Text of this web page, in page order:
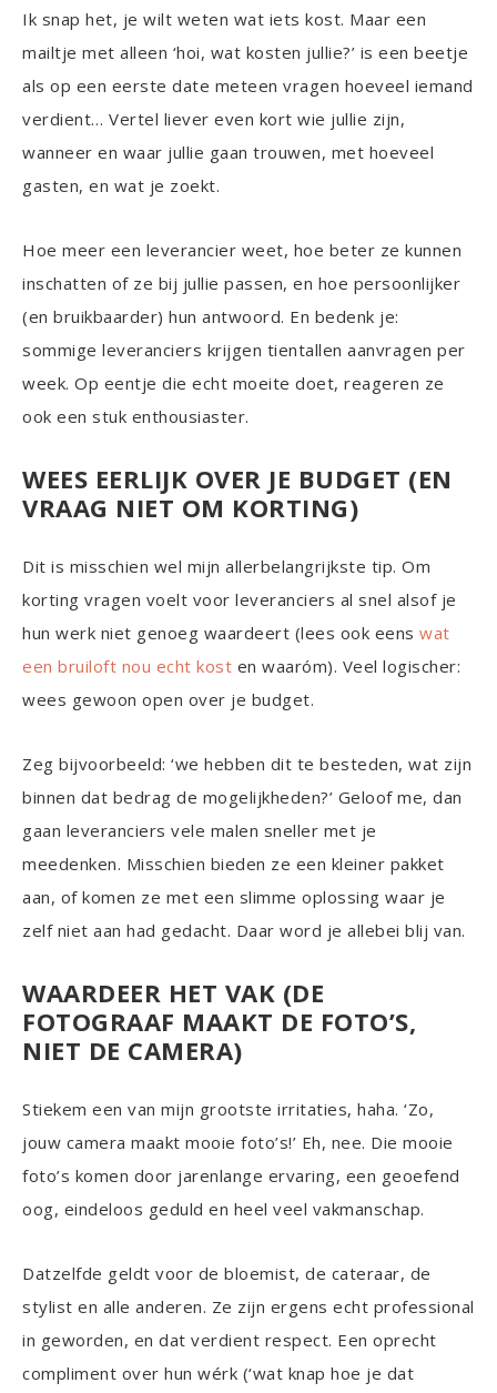
Ik snap het, je wilt weten wat iets kost. Maar een
mailtje met alleen ‘hoi, wat kosten jullie?’ is een beetje
als op een eerste date meteen vragen hoeveel iemand
verdient… Vertel liever even kort wie jullie zijn,
wanneer en waar jullie gaan trouwen, met hoeveel
gasten, en wat je zoekt.
Hoe meer een leverancier weet, hoe beter ze kunnen
inschatten of ze bij jullie passen, en hoe persoonlijker
(en bruikbaarder) hun antwoord. En bedenk je:
sommige leveranciers krijgen tientallen aanvragen per
week. Op eentje die echt moeite doet, reageren ze
ook een stuk enthousiaster.
WEES EERLIJK OVER JE BUDGET (EN
VRAAG NIET OM KORTING)
Dit is misschien wel mijn allerbelangrijkste tip. Om
korting vragen voelt voor leveranciers al snel alsof je
hun werk niet genoeg waardeert (lees ook eens wat
een bruiloft nou echt kost en waaróm). Veel logischer:
wees gewoon open over je budget.
Zeg bijvoorbeeld: ‘we hebben dit te besteden, wat zijn
binnen dat bedrag de mogelijkheden?’ Geloof me, dan
gaan leveranciers vele malen sneller met je
meedenken. Misschien bieden ze een kleiner pakket
aan, of komen ze met een slimme oplossing waar je
zelf niet aan had gedacht. Daar word je allebei blij van.
WAARDEER HET VAK (DE
FOTOGRAAF MAAKT DE FOTO’S,
NIET DE CAMERA)
Stiekem een van mijn grootste irritaties, haha. ‘Zo,
jouw camera maakt mooie foto’s!’ Eh, nee. Die mooie
foto’s komen door jarenlange ervaring, een geoefend
oog, eindeloos geduld en heel veel vakmanschap.
Datzelfde geldt voor de bloemist, de cateraar, de
stylist en alle anderen. Ze zijn ergens echt professional
in geworden, en dat verdient respect. Een oprecht
compliment over hun wérk (‘wat knap hoe je dat